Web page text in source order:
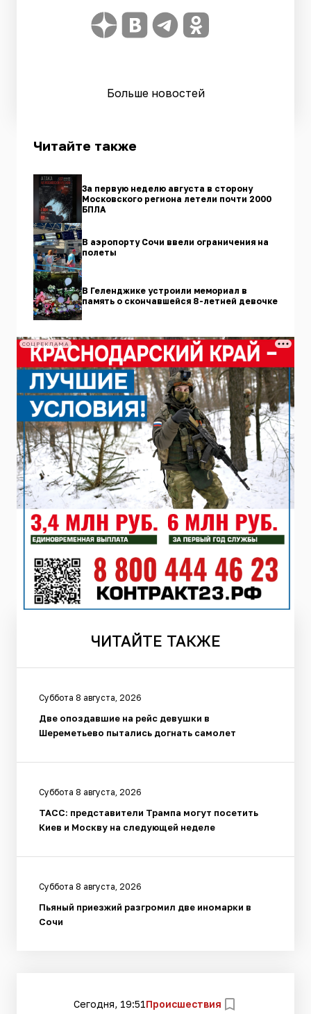
Больше новостей
Читайте также
За первую неделю августа в сторону
Московского региона летели почти 2000
БПЛА
В аэропорту Сочи ввели ограничения на
полеты
В Геленджике устроили мемориал в
память о скончавшейся 8-летней девочке
СОЦРЕКЛАМА
ЧИТАЙТЕ ТАКЖЕ
Суббота 8 августа, 2026
Две опоздавшие на рейс девушки в
Шереметьево пытались догнать самолет
Суббота 8 августа, 2026
ТАСС: представители Трампа могут посетить
Киев и Москву на следующей неделе
Суббота 8 августа, 2026
Пьяный приезжий разгромил две иномарки в
Сочи
Сегодня, 19:51Происшествия